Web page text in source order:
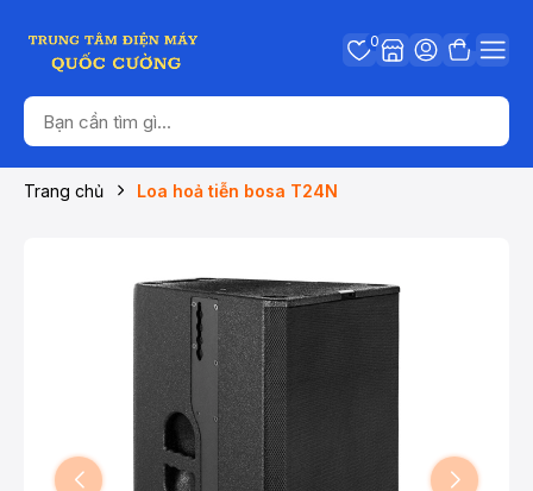
0
Trang chủ Loa hoả tiễn bosa T24N